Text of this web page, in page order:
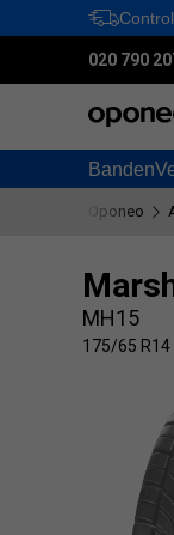
020 790
Banden
Oponeo
MH15
175/65 R14